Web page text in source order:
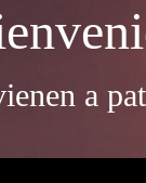
a